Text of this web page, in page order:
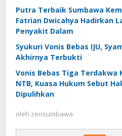
Putra Terbaik Sumbawa
Fatrian Dwicahya Hadirkan
Penyakit Dalam
Syukuri Vonis Bebas IJU,
Akhirnya Terbukti
Vonis Bebas Tiga Terdakwa
NTB, Kuasa Hukum Sebut
Dipulihkan
oleh zensumbawa